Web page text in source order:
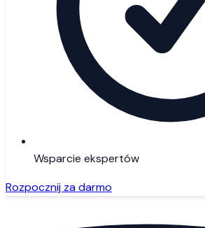
Wsparcie ekspertów
Rozpocznij za darmo